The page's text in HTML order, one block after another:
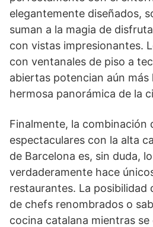
elegantemente diseñados,
suman a la magia de
con vistas impresionantes.
con ventanales de piso a
abiertas potencian aún más
hermosa panorámica de la
Finalmente, la combinación
espectaculares con la alta
de Barcelona es, sin duda,
verdaderamente hace
restaurantes. La posibilidad
de chefs renombrados o
cocina catalana mientras